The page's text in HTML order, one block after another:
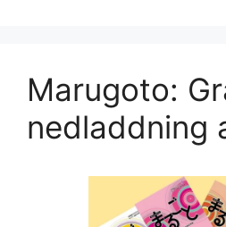
Marugoto:
nedladdning